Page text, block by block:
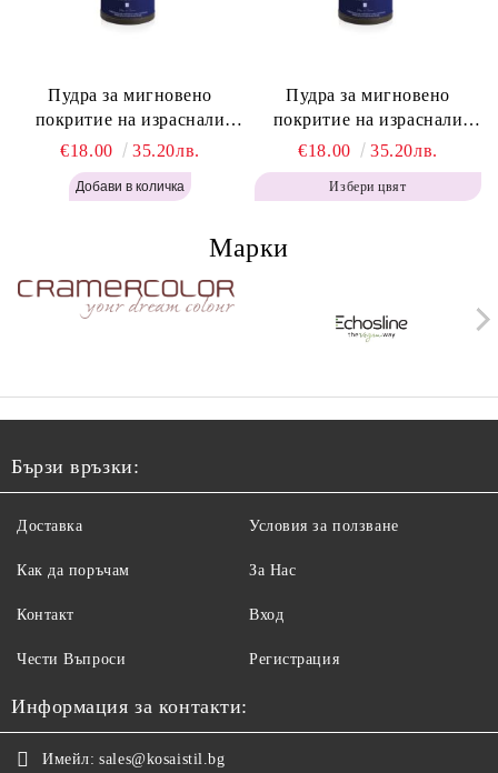
Пудра за мигновено
покритие на израснали
корени Топло Кафяво -
Labor Pro Instant Retouch
Powder - Warm Brown H643
€18.00 35.20лв.
Пудра за мигновено
покритие на израснали
корени Кафяво - Labor Pro
Instant Retouch Powder -
Brown H642
€18.00 35.20лв.
Избери цвят
Марки
Бързи връзки:
Доставка
Как да поръчам
Контакт
Чести Въпроси
Условия за ползване
За Нас
Вход
Регистрация
Информация за контакти:
Имейл: sales@kosaistil.bg